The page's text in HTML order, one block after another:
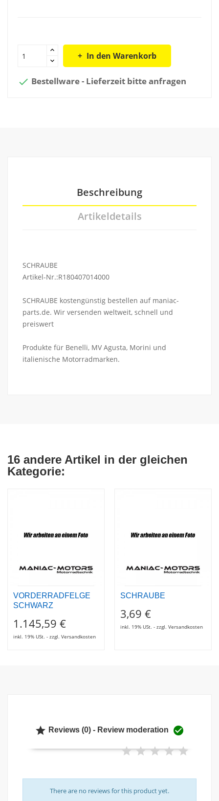
In den Warenkorb
 Bestellware - Lieferzeit bitte anfragen
Beschreibung
Artikeldetails
SCHRAUBE
Artikel-Nr.:R180407014000
SCHRAUBE kostengünstig bestellen auf maniac-
parts.de. Wir versenden weltweit, schnell und
preiswert
Produkte für Benelli, MV Agusta, Morini und
italienische Motorradmarken.
16 andere Artikel in der gleichen
Kategorie:
VORDERRADFELGE
SCHWARZ
1.145,59 €
inkl. 19% USt. - zzgl. Versandkosten
SCHRAUBE
3,69 €
inkl. 19% USt. - zzgl. Versandkosten
 Reviews (0) - Review moderation 
There are no reviews for this product yet.